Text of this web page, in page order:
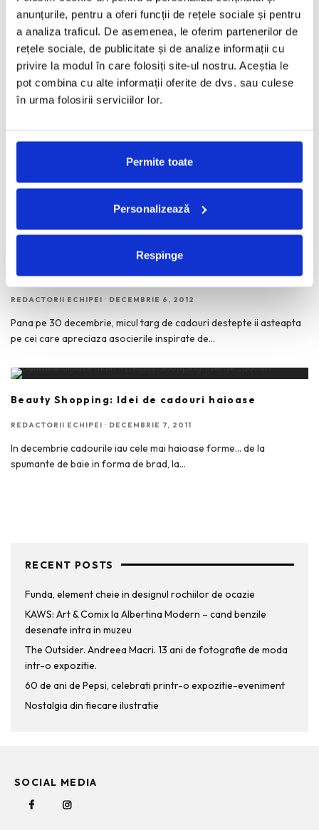
anunțurile, pentru a oferi funcții de rețele sociale și pentru
a analiza traficul. De asemenea, le oferim partenerilor de
rețele sociale, de publicitate și de analize informații cu
privire la modul în care folosiți site-ul nostru. Aceștia le
pot combina cu alte informații oferite de dvs. sau culese
în urma folosirii serviciilor lor.
Permite toate
Personalizează
Respinge
REDACTORII ECHIPEI APRILIE 30, 2013
Carti, vinuri bune, decoratiuni si unelte pentru casa sau gradina,
oua incondeiate, cosuri impletite si hartie ilustrata pentru...
APRILIE 29, 2013
Spumante solide in forma de flori sau fluturi, saruri de baie
Targul Carturestilor: micul targ de cadouri
destepte
REDACTORII ECHIPEI · DECEMBRIE 6, 2012
Pana pe 30 decembrie, micul targ de cadouri destepte ii asteapta
pe cei care apreciaza asocierile inspirate de...
Beauty Shopping: Idei de cadouri haioase
REDACTORII ECHIPEI · DECEMBRIE 7, 2011
In decembrie cadourile iau cele mai haioase forme… de la
spumante de baie in forma de brad, la...
RECENT POSTS
Funda, element cheie in designul rochiilor de ocazie
KAWS: Art & Comix la Albertina Modern – cand benzile
desenate intra in muzeu
The Outsider. Andreea Macri. 13 ani de fotografie de moda
intr-o expozitie.
60 de ani de Pepsi, celebrati printr-o expozitie-eveniment
Nostalgia din fiecare ilustratie
SOCIAL MEDIA